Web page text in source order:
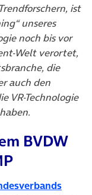
ist
unseres
noch bis vor
Welt verortet,
die
auch den
VR-Technologie
BVDW